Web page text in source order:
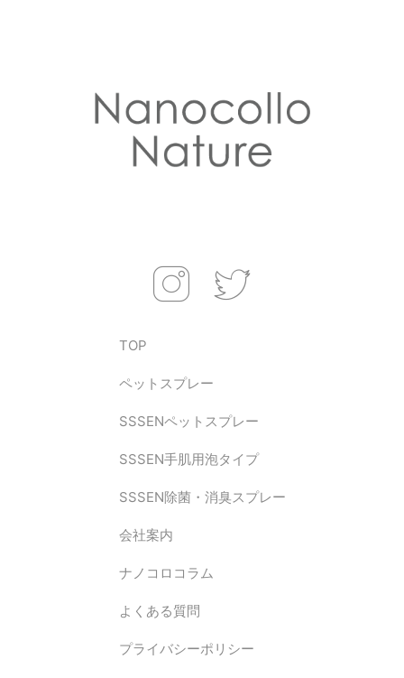
TOP
ペットスプレー
SSSENペットスプレー
SSSEN手肌用泡タイプ
SSSEN除菌・消臭スプレー
会社案内
ナノコロコラム
よくある質問
プライバシーポリシー